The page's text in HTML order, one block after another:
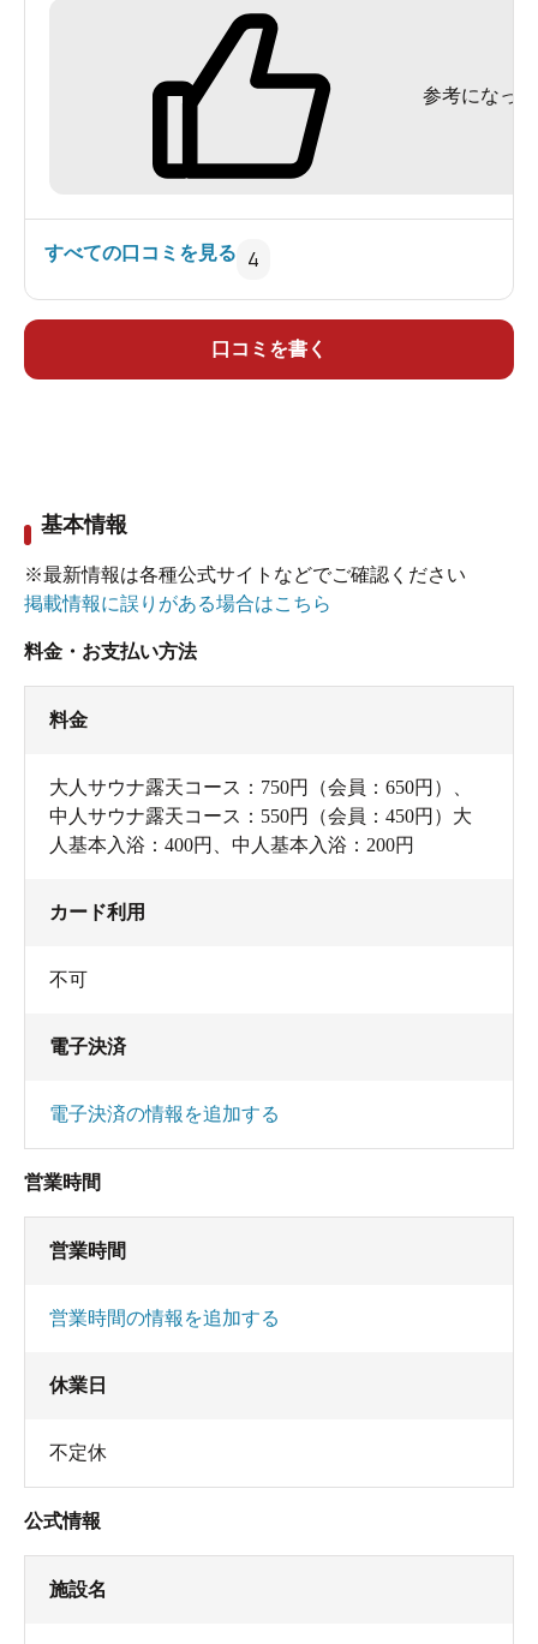
子供連れ、体も洗わず露天風呂へドボ～ン･･･
従業員の笑顔･･･人を馬鹿にしてるのかと思った
ら、それが『売り』だとは知りませんでした
参考になった
すべての口コミを見る 4
口コミを書く
基本情報
※最新情報は各種公式サイトなどでご確認ください
掲載情報に誤りがある場合はこちら
料金・お支払い方法
料金
大人サウナ露天コース：750円（会員：650円）、
中人サウナ露天コース：550円（会員：450円）大
人基本入浴：400円、中人基本入浴：200円
カード利用
不可
電子決済
電子決済の情報を追加する
営業時間
営業時間
営業時間の情報を追加する
休業日
不定休
公式情報
施設名